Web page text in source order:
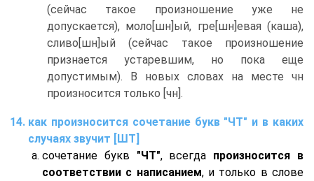
(сейчас такое произношение уже не
допускается), моло[шн]ый, гре[шн]евая (каша),
сливо[шн]ый (сейчас такое произношение
признается устаревшим, но пока еще
допустимым). В новых словах на месте чн
произносится только [чн].
как произносится сочетание букв "ЧТ" и в каких
случаях звучит [ШТ]
сочетание букв "ЧТ", всегда произносится в
соответствии с написанием, и только в слове